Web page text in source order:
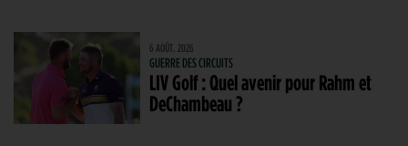
6 AOÛT. 2026
GUERRE DES CIRCUITS
LIV Golf : Quel avenir pour Rahm et
DeChambeau ?